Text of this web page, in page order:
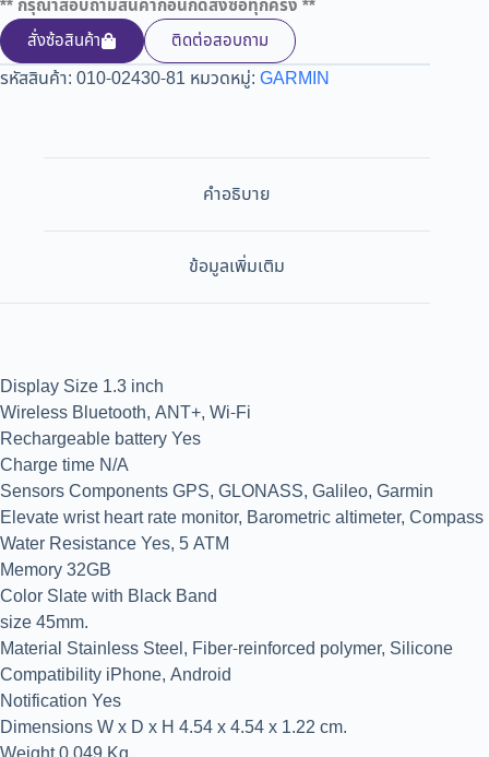
** กรุณาสอบถามสินค้าก่อนกดสั่งซื้อทุกครั้ง **
สั่งซ้อสินค้า
ติดต่อสอบถาม
รหัสสินค้า: 010-02430-81 หมวดหมู่: GARMIN
คำอธิบาย
ข้อมูลเพิ่มเติม
Display Size 1.3 inch
Wireless Bluetooth, ANT+, Wi-Fi
Rechargeable battery Yes
Charge time N/A
Sensors Components GPS, GLONASS, Galileo, Garmin
Elevate wrist heart rate monitor, Barometric altimeter, Compass
Water Resistance Yes, 5 ATM
Memory 32GB
Color Slate with Black Band
size 45mm.
Material Stainless Steel, Fiber-reinforced polymer, Silicone
Compatibility iPhone, Android
Notification Yes
Dimensions W x D x H 4.54 x 4.54 x 1.22 cm.